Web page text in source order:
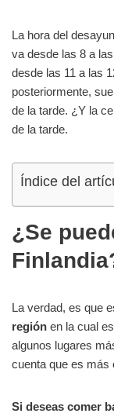
La hora del
va desde las 8 a
desde las 11 a las
posteriormente,
de la tarde. ¿Y la
de la tarde.
Índice del
¿Se
La verdad, es que
región en la cual
algunos lugares
cuenta que es más
Si deseas comer